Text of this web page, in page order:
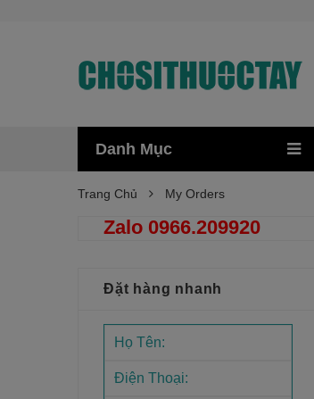
Danh Mục
Trang Chủ My Orders
Zalo 0966.209920
Đặt hàng nhanh